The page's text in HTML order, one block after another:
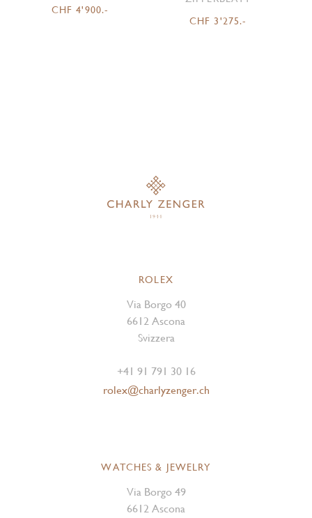
CHF 4'900.-
CHF 3'275.-
ROLEX
Via Borgo 40
6612 Ascona
Svizzera
+41 91 791 30 16
rolex@charlyzenger.ch
WATCHES & JEWELRY
Via Borgo 49
6612 Ascona